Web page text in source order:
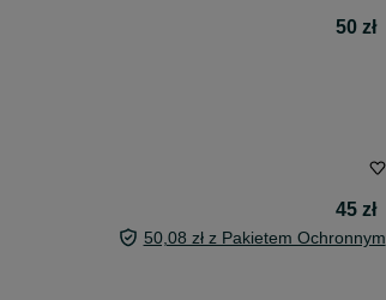
50 zł
45 zł
50,08 zł z Pakietem Ochronnym